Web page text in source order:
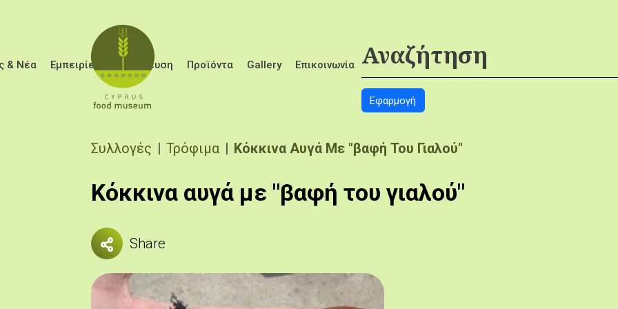
& Νέα Εμπειρίες Εκπαίδευση Προϊόντα Gallery Επικοινωνία
Breadcrumb
Συλλογές Τρόφιμα Κόκκινα Αυγά Με "βαφή Του Γιαλού"
Κόκκινα αυγά με "βαφή του γιαλού"
Share